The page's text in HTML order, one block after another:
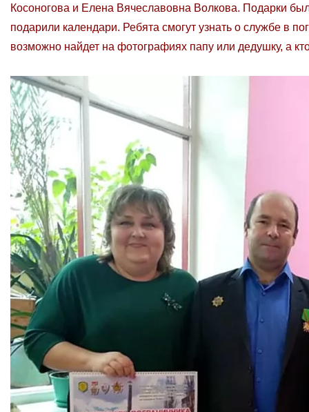
Косоногова и Елена Вячеславовна Волкова. Подарки
подарили календари. Ребята смогут узнать о службе в
возможно найдет на фотографиях папу или дедушку, а